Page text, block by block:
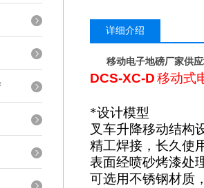
详细介绍
移动电子地磅厂家供
DCS-XC-D移动式
*设计模型
叉车升降移动结构
精工焊接，长久使
表面经喷砂烤漆处
可选用不锈钢材质